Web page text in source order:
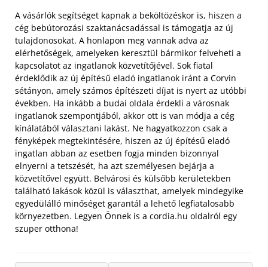
A vásárlók segítséget kapnak a beköltözéskor is, hiszen a
cég bebútorozási szaktanácsadással is támogatja az új
tulajdonosokat. A honlapon meg vannak adva az
elérhetőségek, amelyeken keresztül bármikor felveheti a
kapcsolatot az ingatlanok közvetítőjével. Sok fiatal
érdeklődik az új építésű eladó ingatlanok iránt a Corvin
sétányon, amely számos építészeti díjat is nyert az utóbbi
években. Ha inkább a budai oldala érdekli a városnak
ingatlanok szempontjából, akkor ott is van módja a cég
kínálatából választani lakást. Ne hagyatkozzon csak a
fényképek megtekintésére, hiszen az új építésű eladó
ingatlan abban az esetben fogja minden bizonnyal
elnyerni a tetszését, ha azt személyesen bejárja a
közvetítővel együtt. Belvárosi és külsőbb kerületekben
található lakások közül is választhat, amelyek mindegyike
egyedülálló minőséget garantál a lehető legfiatalosabb
környezetben. Legyen Önnek is a cordia.hu oldalról egy
szuper otthona!